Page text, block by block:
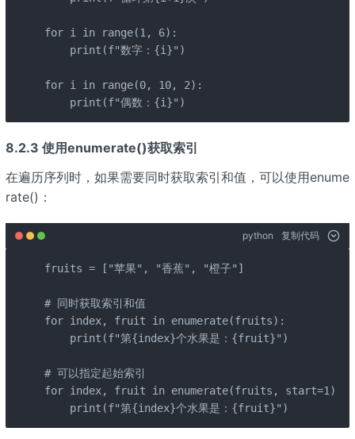
for i in range(1, 6):
    print(f"数字：{i}")
for i in range(0, 10, 2):
    print(f"偶数：{i}")
8.2.3 使用enumerate()获取索引
在遍历序列时，如果需要同时获取索引和值，可以使用enume
rate()：
python 复制代码
fruits = ["苹果", "香蕉", "橙子"]
# 同时获取索引和值
for index, fruit in enumerate(fruits):
    print(f"第{index}个水果是：{fruit}")
# 可以指定起始索引
for index, fruit in enumerate(fruits, start=1):
    print(f"第{index}个水果是：{fruit}")